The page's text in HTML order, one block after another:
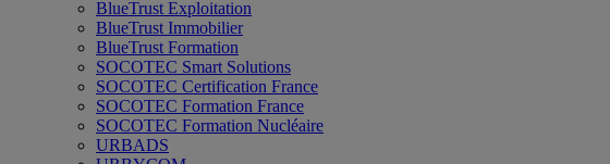
BlueTrust Exploitation
BlueTrust Immobilier
BlueTrust Formation
SOCOTEC Smart Solutions
SOCOTEC Certification France
SOCOTEC Formation France
SOCOTEC Formation Nucléaire
URBADS